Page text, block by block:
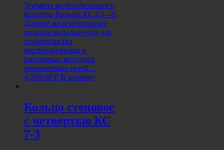
Элемент железобетонного
колодца. Кольцо КС 15—9.
Данное железобетонное
изделие используется для
строительства
инспекционных и
смотровых колодцев
инженерных сетей…
4,100.00 Р В корзину
Кольцо стеновое
с четвертью КС
7-3